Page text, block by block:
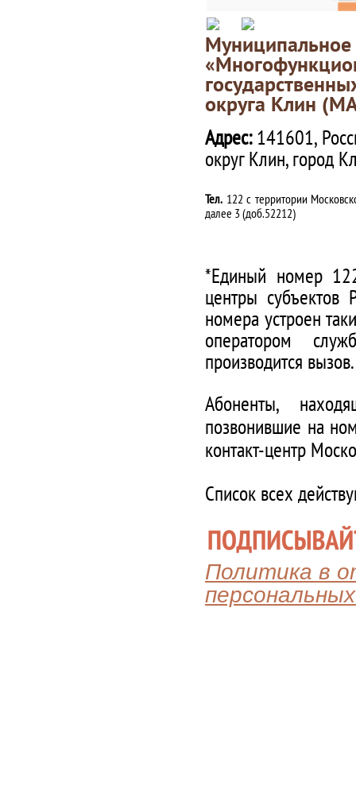
округа Клин
Адрес:141601,
округ Клин, город
Тел. 122 с территории
далее 3 (доб.52212)
*Единый номер
центры субъектов
номера устроен
оператором
производится вызов.
Абоненты,
позвонившие на
контакт-центр
Список всех
Политика в